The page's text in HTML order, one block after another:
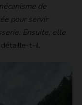
de
pour servir
Ensuite, elle
détaille-t-il.